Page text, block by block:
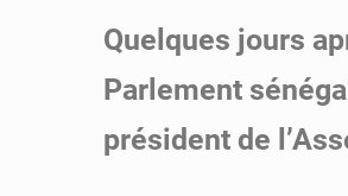
Quelques jours
Parlement
président de